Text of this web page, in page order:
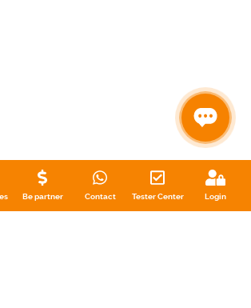
Be partner Contact Tester Center Login